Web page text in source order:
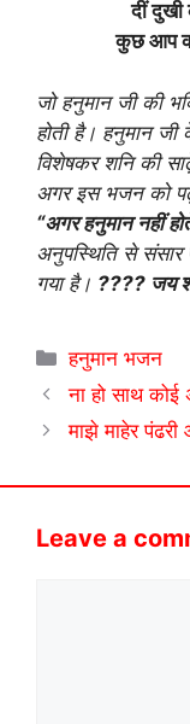
दीं दुखी
कुछ आप
जो हनुमान जी की
होती है। हनुमान
विशेषकर शनि की
अगर इस भजन को
“अगर हनुमान नहीं
अनुपस्थिति से संसार
गया है। ???? जय
Categories
हनुमान भजन
ना हो साथ
माझे माहेर पंढरी
Leave a